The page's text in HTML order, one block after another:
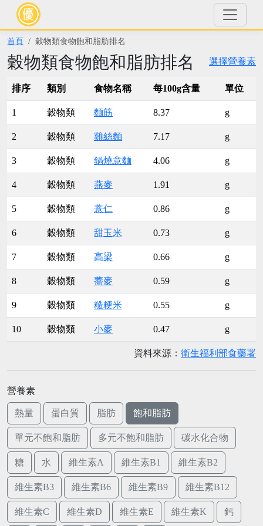
首頁 穀物類食物飽和脂肪排名
選擇營養素
穀物類食物飽和脂肪排名
排序 類別 食物名稱 每100g含量 單位
1 穀物類 麵筋 8.37 g
2 穀物類 雞絲麵 7.17 g
3 穀物類 鍋燒意麵 4.06 g
4 穀物類 燕麥 1.91 g
5 穀物類 薏仁 0.86 g
6 穀物類 甜玉米 0.73 g
7 穀物類 高梁 0.66 g
8 穀物類 蕎麥 0.59 g
9 穀物類 糙粳米 0.55 g
10 穀物類 小麥 0.47 g
資料來源： 衛生福利部食藥署
營養素
熱量 蛋白質 脂肪 飽和脂肪
單元不飽和脂肪 多元不飽和脂肪 碳水化合物
糖 水 維生素A 維生素B1 維生素B2
維生素B3 維生素B6 維生素B9 維生素B12
維生素C 維生素D 維生素E 維生素K 鈣